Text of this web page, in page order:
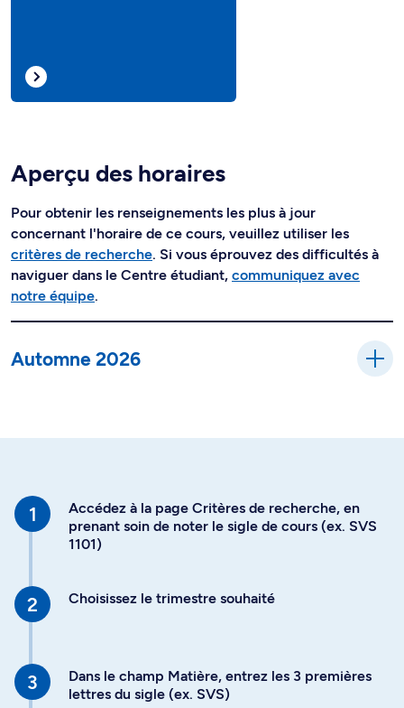
Aperçu des horaires
Pour obtenir les renseignements les plus à jour
concernant l'horaire de ce cours, veuillez utiliser les
critères de recherche. Si vous éprouvez des difficultés à
naviguer dans le Centre étudiant, communiquez avec
notre équipe.
Automne 2026
Accédez à la page Critères de recherche, en
prenant soin de noter le sigle de cours (ex. SVS
1101)
Choisissez le trimestre souhaité
Dans le champ Matière, entrez les 3 premières
lettres du sigle (ex. SVS)